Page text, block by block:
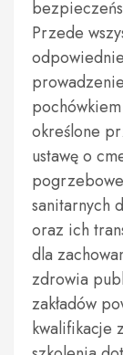
Przede
określone
ustawę o
sanitarnych
oraz ich
dla
zdrowia
zakładów
kwalifikacje